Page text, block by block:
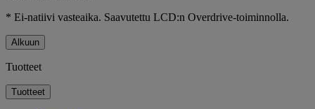
* Ei-natiivi vasteaika. Saavutettu LCD:n Overdrive-toiminnolla.
Alkuun
Tuotteet
Tuotteet